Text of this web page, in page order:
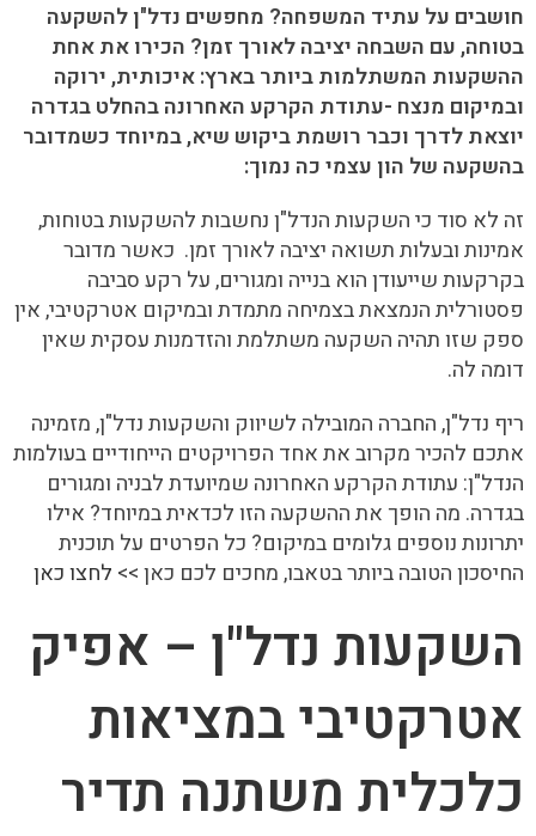
חושבים על עתיד המשפחה? מחפשים נדל"ן להשקעה
בטוחה, עם השבחה יציבה לאורך זמן? הכירו את אחת
ההשקעות המשתלמות ביותר בארץ: איכותית, ירוקה
ובמיקום מנצח -עתודת הקרקע האחרונה בהחלט בגדרה
יוצאת לדרך וכבר רושמת ביקוש שיא, במיוחד כשמדובר
בהשקעה של הון עצמי כה נמוך:
זה לא סוד כי השקעות הנדל"ן נחשבות להשקעות בטוחות,
אמינות ובעלות תשואה יציבה לאורך זמן. כאשר מדובר
בקרקעות שייעודן הוא בנייה ומגורים, על רקע סביבה
פסטורלית הנמצאת בצמיחה מתמדת ובמיקום אטרקטיבי, אין
ספק שזו תהיה השקעה משתלמת והזדמנות עסקית שאין
דומה לה.
ריף נדל"ן, החברה המובילה לשיווק והשקעות נדל"ן, מזמינה
אתכם להכיר מקרוב את אחד הפרויקטים הייחודיים בעולמות
הנדל"ן: עתודת הקרקע האחרונה שמיועדת לבניה ומגורים
בגדרה. מה הופך את ההשקעה הזו לכדאית במיוחד? אילו
יתרונות נוספים גלומים במיקום? כל הפרטים על תוכנית
החיסכון הטובה ביותר בטאבו, מחכים לכם כאן >> לחצו כאן
השקעות נדל"ן – אפיק
אטרקטיבי במציאות
כלכלית משתנה תדיר